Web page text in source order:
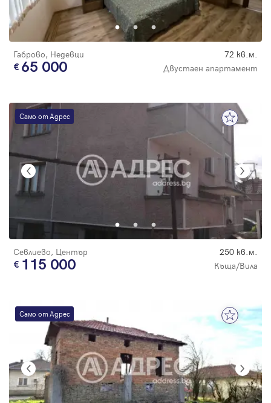
Габрово, Недевци 72 кв.м.
65 000 Двустаен апартамент
Само от Адрес
Севлиево, Център 250 кв.м.
115 000 Къща/Вила
Само от Адрес
Парола